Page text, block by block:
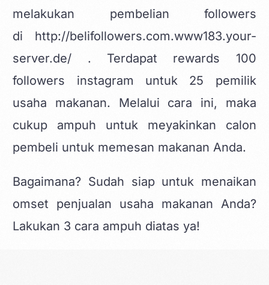
melakukan pembelian followers
di http://belifollowers.com.www183.your-
server.de/ . Terdapat rewards 100
followers instagram untuk 25 pemilik
usaha makanan. Melalui cara ini, maka
cukup ampuh untuk meyakinkan calon
pembeli untuk memesan makanan Anda.
Bagaimana? Sudah siap untuk menaikan
omset penjualan usaha makanan Anda?
Lakukan 3 cara ampuh diatas ya!